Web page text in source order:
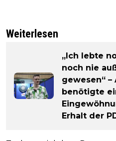
Weiterlesen
„Ich lebte
noch nie
gewesen“ –
benötigte
Erhalt der